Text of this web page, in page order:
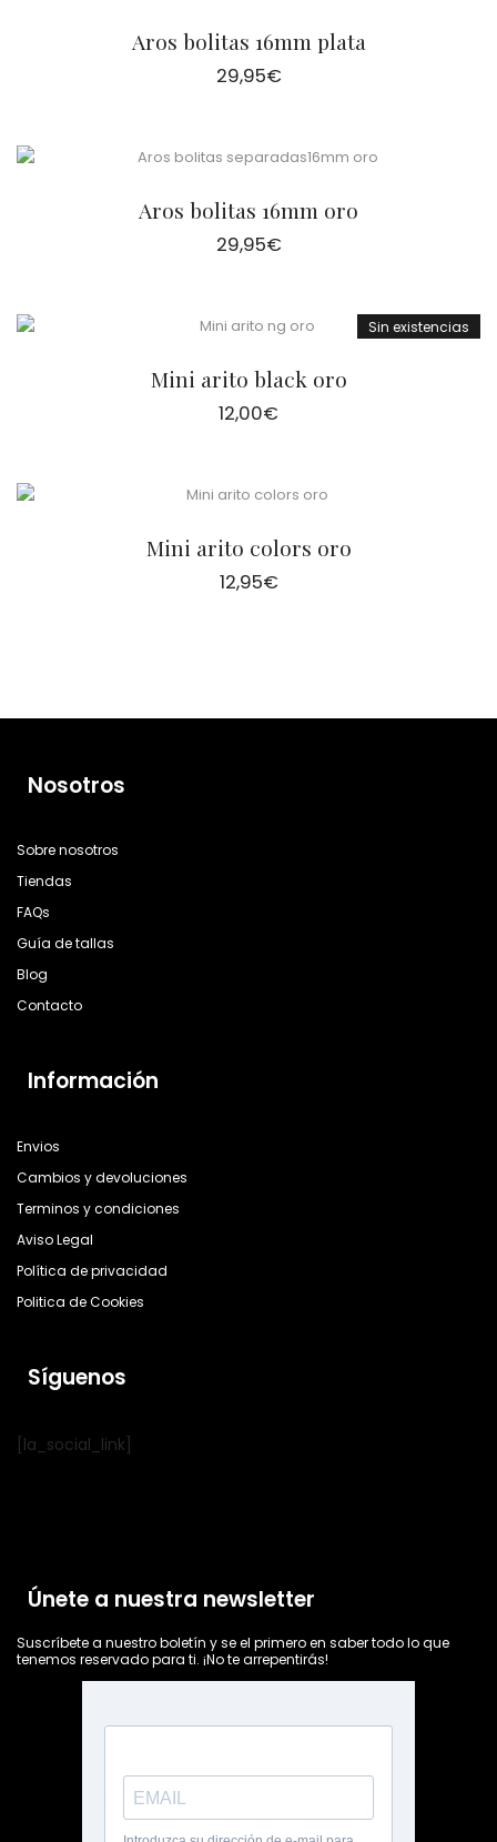
Aros bolitas 16mm plata
29,95€
Aros bolitas 16mm oro
29,95€
Sin existencias
Mini arito black oro
12,00€
Mini arito colors oro
12,95€
Nosotros
Sobre nosotros
Tiendas
FAQs
Guía de tallas
Blog
Contacto
Información
Envios
Cambios y devoluciones
Terminos y condiciones
Aviso Legal
Política de privacidad
Politica de Cookies
Síguenos
[la_social_link]
Únete a nuestra newsletter
Suscríbete a nuestro boletín y se el primero en saber todo lo que
tenemos reservado para ti. ¡No te arrepentirás!